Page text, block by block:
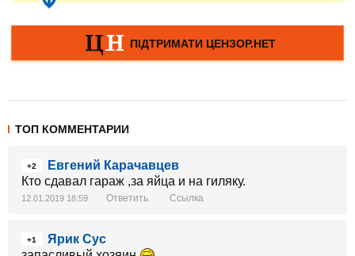
ТОП КОММЕНТАРИИ
+2
Евгений Карачавцев
Кто сдавал гараж ,за яйца и на гиляку.
12.01.2019 18:59 Ответить Ссылка
+1
Ярик Сус